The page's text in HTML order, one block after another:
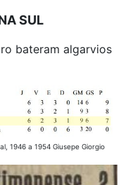
SUL
bateram algarvios
1946 a 1954 Giusepe Giorgio